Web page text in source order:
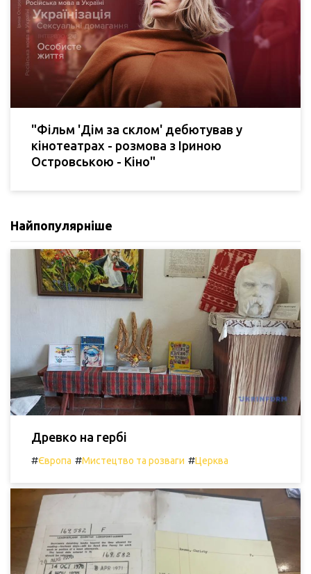
"Фільм 'Дім за склом' дебютував у
кінотеатрах - розмова з Іриною
Островською - Кіно"
Найпопулярніше
Древко на гербі
#Європа #Мистецтво та розваги #Церква